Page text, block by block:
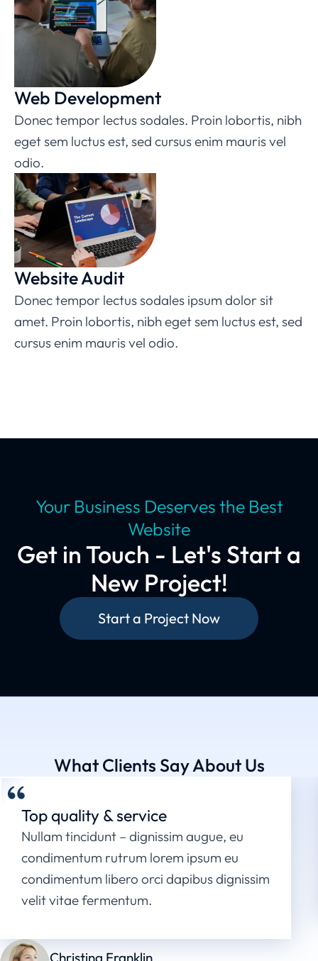
Web Development
Donec tempor lectus sodales. Proin lobortis, nibh
eget sem luctus est, sed cursus enim mauris vel
odio.
Website Audit
Donec tempor lectus sodales ipsum dolor sit
amet. Proin lobortis, nibh eget sem luctus est, sed
cursus enim mauris vel odio.
Your Business Deserves the Best
Website
Get in Touch - Let's Start a
New Project!
Start a Project Now
What Clients Say About Us
Top quality & service
Nullam tincidunt – dignissim augue, eu
condimentum rutrum lorem ipsum eu
condimentum libero orci dapibus dignissim
velit vitae fermentum.
Christina Franklin